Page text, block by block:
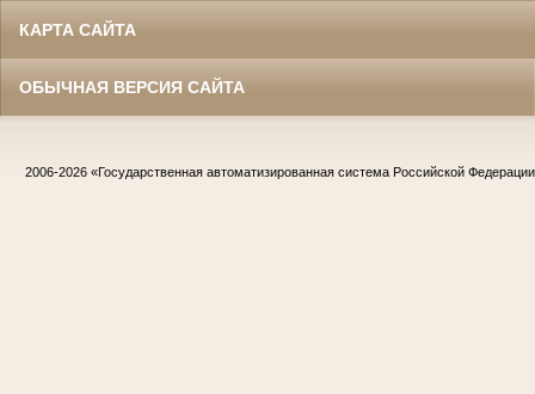
КАРТА САЙТА
ОБЫЧНАЯ ВЕРСИЯ САЙТА
2006-2026 «Государственная автоматизированная система Российской